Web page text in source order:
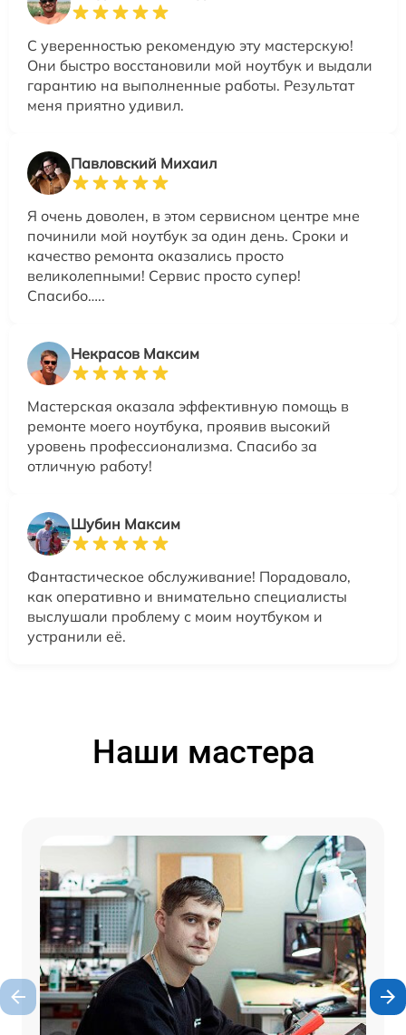
С уверенностью рекомендую эту мастерскую!
Они быстро восстановили мой ноутбук и выдали
гарантию на выполненные работы. Результат
меня приятно удивил.
Павловский Михаил
Я очень доволен, в этом сервисном центре мне
починили мой ноутбук за один день. Сроки и
качество ремонта оказались просто
великолепными! Сервис просто супер!
Спасибо…..
Некрасов Максим
Мастерская оказала эффективную помощь в
ремонте моего ноутбука, проявив высокий
уровень профессионализма. Спасибо за
отличную работу!
Шубин Максим
Фантастическое обслуживание! Порадовало,
как оперативно и внимательно специалисты
выслушали проблему с моим ноутбуком и
устранили её.
Наши мастера